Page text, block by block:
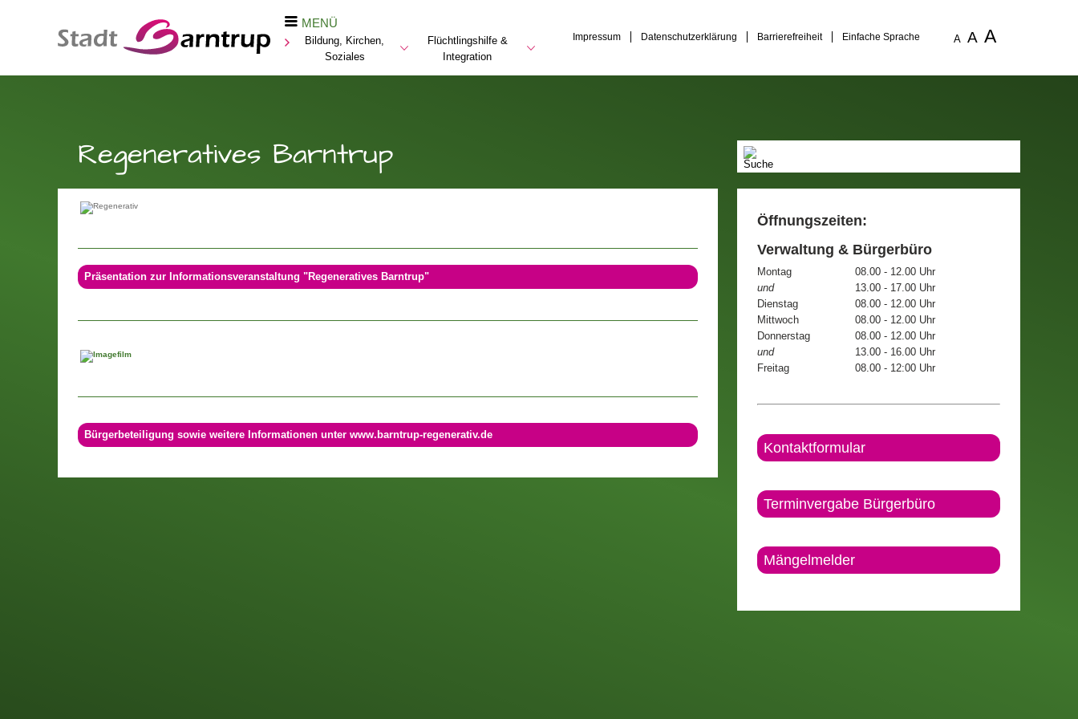
MENÜ
Bildung, Kirchen,
Soziales
Flüchtlingshilfe &
Integration
Impressum Datenschutzerklärung Barrierefreiheit Einfache Sprache A A A
Regeneratives Barntrup
Präsentation zur Informationsveranstaltung "Regeneratives Barntrup"
Bürgerbeteiligung sowie weitere Informationen unter www.barntrup-regenerativ.de
Öffnungszeiten:
Verwaltung & Bürgerbüro
Montag
08.00 - 12.00 Uhr
und
13.00 - 17.00 Uhr
Dienstag
08.00 - 12.00 Uhr
Mittwoch
08.00 - 12.00 Uhr
Donnerstag
08.00 - 12.00 Uhr
und
13.00 - 16.00 Uhr
Freitag
08.00 - 12:00 Uhr
Kontaktformular
Terminvergabe Bürgerbüro
Mängelmelder